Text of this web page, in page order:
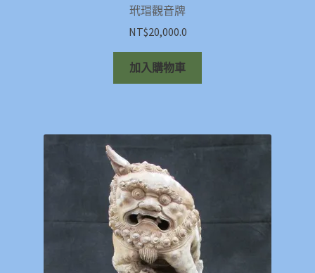
玳瑁觀音牌
NT$20,000.0
加入購物車